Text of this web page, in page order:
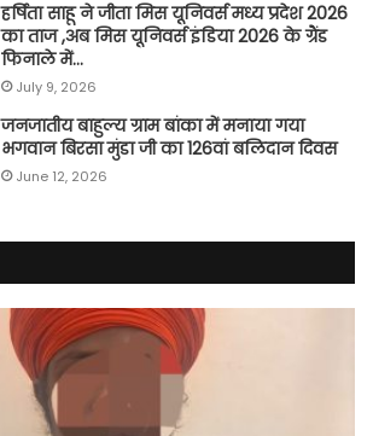
हर्षिता साहू ने जीता मिस यूनिवर्स मध्य प्रदेश 2026
का ताज ,अब मिस यूनिवर्स इंडिया 2026 के ग्रैंड
फिनाले में…
July 9, 2026
जनजातीय बाहुल्य ग्राम बांका में मनाया गया
भगवान बिरसा मुंडा जी का 126वां बलिदान दिवस
June 12, 2026